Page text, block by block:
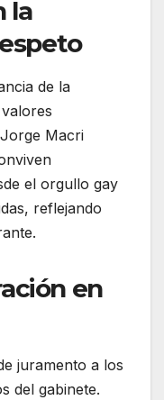
la
de la
Macri
el orgullo gay
reflejando
en
juramento a los
del gabinete.